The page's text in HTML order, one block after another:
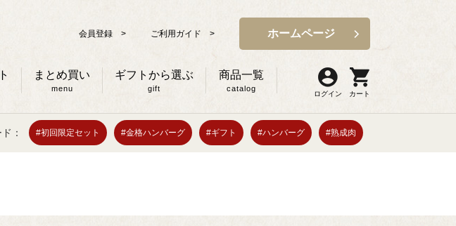
会員登録 > ご利用ガイド > ホームページ
まとめ買い
menu
ギフトから選ぶ
gift
商品一覧
catalog
ログイン カート
： #初回限定セット #金格ハンバーグ #ギフト #ハンバーグ #熟成肉